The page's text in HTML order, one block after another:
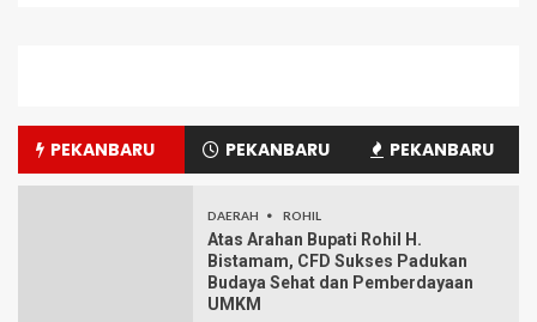
PEKANBARU PEKANBARU PEKANBARU
DAERAH ROHIL
Atas Arahan Bupati Rohil H.
Bistamam, CFD Sukses Padukan
Budaya Sehat dan Pemberdayaan
UMKM